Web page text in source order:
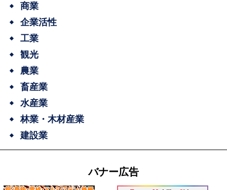
商業
企業活性
工業
観光
農業
畜産業
水産業
林業・木材産業
建設業
バナー広告